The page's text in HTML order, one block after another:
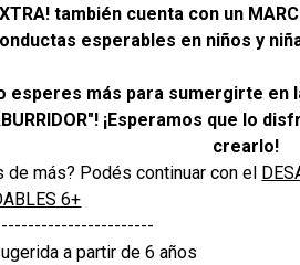
también cuenta con un
esperables en niños y
esperes más para sumergirte en
¡Esperamos que lo
crearlo!
de más? Podés continuar con el
6+
a partir de 6 años